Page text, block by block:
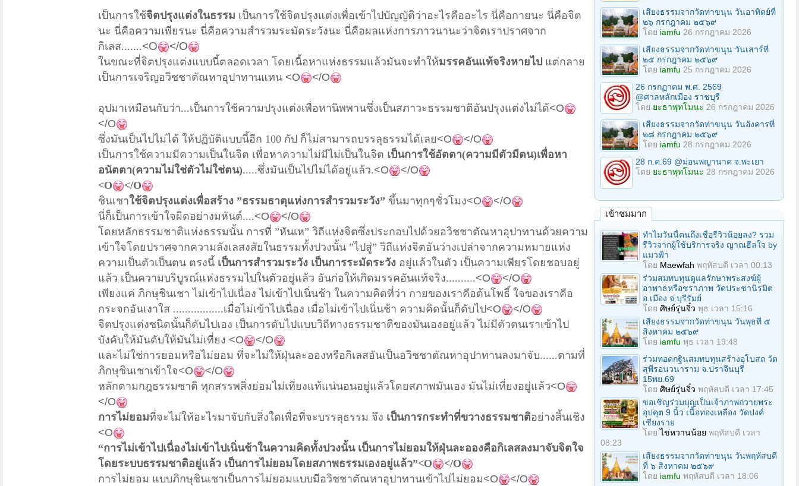
เป็นการใช้จิตปรุงแต่งในธรรม เป็นการใช้จิตปรุงแต่งเพื่อเข้าไปบัญญัติว่าอะไรคืออะไร นี่คือกายนะ นี่คือจิต
นะ นี่คือความเพียรนะ นี่คือความสำรวมระมัดระวังนะ นี่คือผลแห่งการภาวนานะว่าจิตเราปราศจาก
กิเลส.......<O </O
ในขณะที่จิตปรุงแต่งแบบนี้ตลอดเวลา โดยเนื้อหาแห่งธรรมแล้วมันจะทำให้มรรคอันแท้จริงหายไป แต่กลาย
เป็นการเจริญอวิชชาตัณหาอุปาทานแทน <O </O
อุปมาเหมือนกับว่า...เป็นการใช้ความปรุงแต่งเพื่อหานิพพานซึ่งเป็นสภาวะธรรมชาติอันปรุงแต่งไม่ได้<O
</O
ซึ่งมันเป็นไปไม่ได้ ให้ปฏิบัติแบบนี้อีก 100 กัป ก็ไม่สามารถบรรลุธรรมได้เลย<O
</O
เป็นการใช้ความมีความเป็นในจิต เพื่อหาความไม่มีไม่เป็นในจิต เป็นการใช้อัตตา(ความมีตัวมีตน)เพื่อหา
อนัตตา(ความไม่ใช่ตัวไม่ใช่ตน).....ซึ่งมันเป็นไปไม่ได้อยู่แล้ว.<O
</O
<O
</O
ชินเชาใช้จิตปรุงแต่งเพื่อสร้าง ”ธรรมธาตุแห่งการสำรวมระวัง” ขึ้นมาทุกๆชั่วโมง<O
</O
นี่ก็เป็นการเข้าใจผิดอย่างมหันต์....<O
</O
โดยหลักธรรมชาติแห่งธรรมนั้น การที่ ”หันเห” วิถีแห่งจิตซึ่งประกอบไปด้วยอวิชชาตัณหาอุปาทานด้วยความ
เข้าใจโดยปราศจากความลังเลสงสัยในธรรมทั้งปวงนั้น ”ไปสู่” วิถีแห่งจิตอันว่างเปล่าจากความหมายแห่ง
ความเป็นตัวเป็นตน ตรงนี้ เป็นการสำรวมระวัง เป็นการระมัดระวัง อยู่แล้วในตัว เป็นความเพียรโดยชอบอยู่
แล้ว เป็นความบริบูรณ์แห่งธรรมไปในตัวอยู่แล้ว อันก่อให้เกิดมรรคอันแท้จริง..........<O
</O
เพียงแค่ ภิกษุชินเชา ไม่เข้าไปเนื่อง ไม่เข้าไปเนิ่นช้า ในความคิดที่ว่า กายของเราคือต้นโพธิ์ ใจของเราคือ
กระจกอันเงาใส .................เมื่อไม่เข้าไปเนื่อง เมื่อไม่เข้าไปเนิ่นช้า ความคิดนั้นก็ดับไป<O
</O
จิตปรุงแต่งชนิดนั้นก็ดับไปเอง เป็นการดับไปแบบวิถีทางธรรมชาติของมันเองอยู่แล้ว ไม่มีตัวตนเราเข้าไป
บังคับให้มันดับให้มันไม่เที่ยง <O
</O
และไม่ใช่การยอมหรือไม่ยอม ที่จะไม่ให้ฝุ่นละอองหรือกิเลสอันเป็นอวิชชาตัณหาอุปาทานลงมาจับ......ตามที่
ภิกษุชินเชาเข้าใจ<O
</O
หลักตามกฎธรรมชาติ ทุกสรรพสิ่งย่อมไม่เที่ยงแท้แน่นอนอยู่แล้วโดยสภาพมันเอง มันไม่เที่ยงอยู่แล้ว<O
</O
การไม่ยอมที่จะไม่ให้อะไรมาจับกับสิ่งใดเพื่อที่จะบรรลุธรรม จึง เป็นการกระทำที่ขวางธรรมชาติอย่างสิ้นเชิง
<O
“การไม่เข้าไปเนื่องไม่เข้าไปเนิ่นช้าในความคิดทั้งปวงนั้น เป็นการไม่ยอมให้ฝุ่นละอองคือกิเลสลงมาจับจิตใจ
โดยระบบธรรมชาติอยู่แล้ว เป็นการไม่ยอมโดยสภาพธรรมเองอยู่แล้ว”<O
</O
การไม่ยอม แบบภิกษุชินเชาเป็นการไม่ยอมแบบมีอวิชชาตัณหาอุปาทานเข้าไปไม่ยอม<O </O
เสียงธรรมจากวัดท่าขนุน วันอาทิตย์ที่
๒๖ กรกฎาคม ๒๕๖๙
โดย iamfu 26 กรกฎาคม 2026
เสียงธรรมจากวัดท่าขนุน วันเสาร์ที่
๒๕ กรกฎาคม ๒๕๖๙
โดย iamfu 25 กรกฎาคม 2026
26 กรกฏาคม พ.ศ. 2569
@ศาลหลักเมือง ราชบุรี
โดย ยะธาพุทโมนะ 26 กรกฎาคม 2026
เสียงธรรมจากวัดท่าขนุน วันอังคารที่
๒๘ กรกฎาคม ๒๕๖๙
โดย iamfu 28 กรกฎาคม 2026
28 ก.ค.69 @ม่อนพญานาค จ.พะเยา
โดย ยะธาพุทโมนะ 28 กรกฎาคม 2026
เข้าชมมาก
ทำไมวันนี้คนถึงเชื่อรีวิวน้อยลง? รวม
รีวิวจากผู้ใช้บริการจริง ญาณฮีลใจ by
แมวฟ้า
โดย Maewfah พฤหัสบดี เวลา 00:13
ร่วมสมทบทุนดูแลรักษาพระสงฆ์ผู้
อาพาธหรือชราภาพ วัดประชานิรมิต
อ.เมือง จ.บุรีรัมย์
โดย ศิษย์รุ่นจิ๋ว พุธ เวลา 15:16
เสียงธรรมจากวัดท่าขนุน วันพุธที่ ๕
สิงหาคม ๒๕๖๙
โดย iamfu พุธ เวลา 19:48
ร่วมทอดกฐินสมทบทุนสร้างอุโบสถ วัด
สุพีรอนวนาราม จ.ปราจีนบุรี
15พย.69
โดย ศิษย์รุ่นจิ๋ว พฤหัสบดี เวลา 17:45
ขอเชิญร่วมบุญเป็นเจ้าภาพถวายพระ
อุปคุต 9 นิ้ว เนื้อทองเหลือง วัดปงค์
เชียงราย
โดยไข่หวานน้อย พฤหัสบดี เวลา
08:23
เสียงธรรมจากวัดท่าขนุน วันพฤหัสบดี
ที่ ๖ สิงหาคม ๒๕๖๙
โดย iamfu พฤหัสบดี เวลา 18:06